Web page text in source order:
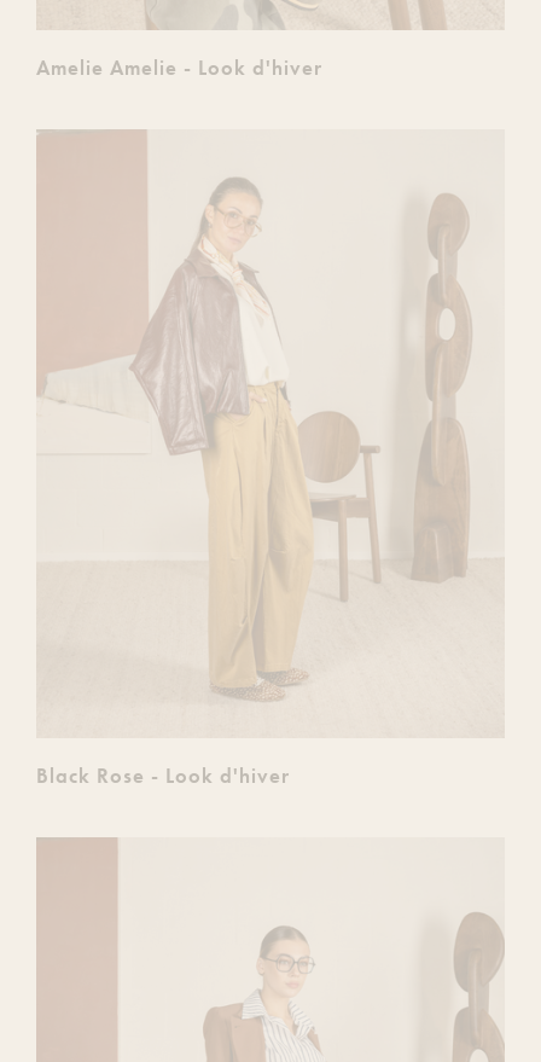
Amelie Amelie - Look d'hiver
Black Rose - Look d'hiver